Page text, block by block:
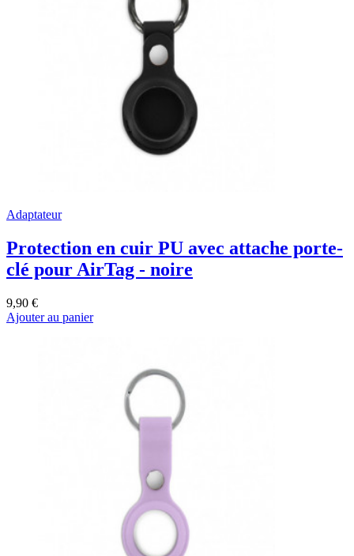
Adaptateur
Protection en cuir PU avec attache porte-
clé pour AirTag - noire
9,90 €
Ajouter au panier